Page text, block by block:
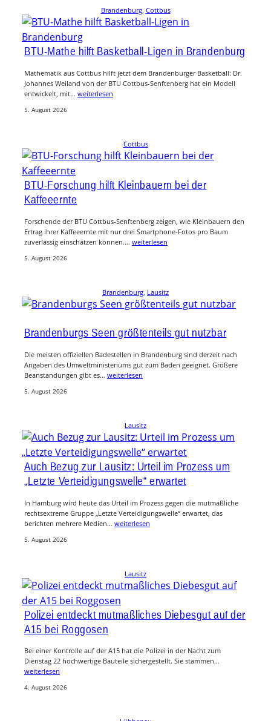
Brandenburg, Cottbus
BTU-Mathe hilft Basketball-Ligen in Brandenburg
Mathematik aus Cottbus hilft jetzt dem Brandenburger Basketball: Dr.
Johannes Weiland von der BTU Cottbus-Senftenberg hat ein Modell
entwickelt, mit… weiterlesen
5. August 2026
Cottbus
BTU-Forschung hilft Kleinbauern bei der
Kaffeeernte
Forschende der BTU Cottbus-Senftenberg zeigen, wie Kleinbauern den
Ertrag ihrer Kaffeeernte mit nur drei Smartphone-Fotos pro Baum
zuverlässig einschätzen können.… weiterlesen
5. August 2026
Brandenburg Lausitz
Brandenburgs Seen größtenteils gut nutzbar
Die meisten offiziellen Badestellen in Brandenburg sind derzeit nach
Angaben des Umweltministeriums gut zum Baden geeignet. Größere
Beanstandungen gibt es… weiterlesen
5. August 2026
Lausitz
Auch Bezug zur Lausitz: Urteil im Prozess um
„Letzte Verteidigungswelle“ erwartet
In Hamburg wird heute das Urteil im Prozess gegen die mutmaßliche
rechtsextreme Gruppe „Letzte Verteidigungswelle“ erwartet, das
berichten mehrere Medien… weiterlesen
5. August 2026
Lausitz
Polizei entdeckt mutmaßliches Diebesgut auf der
A15 bei Roggosen
Bei einer Kontrolle auf der A15 hat die Polizei in der Nacht zum
Dienstag 22 hochwertige Bauteile sichergestellt. Sie stammen…
weiterlesen
4. August 2026